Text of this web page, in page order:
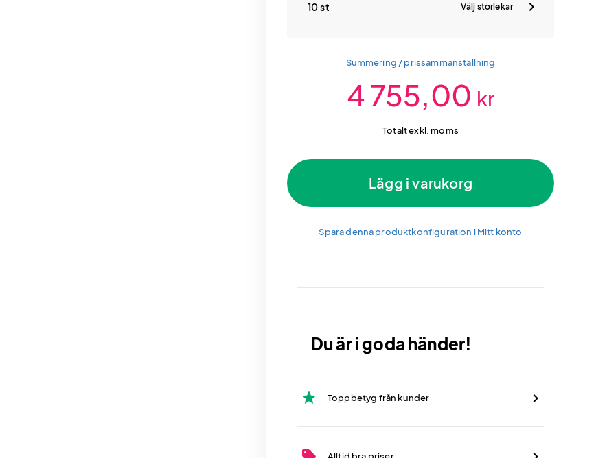
10 st Välj storlekar
Summering / prissammanställning
4 755,00 kr
Totalt exkl. moms
Lägg i varukorg
Spara denna produktkonfiguration i Mitt konto
Du är i goda händer!
star Toppbetyg från kunder
Alltid bra priser